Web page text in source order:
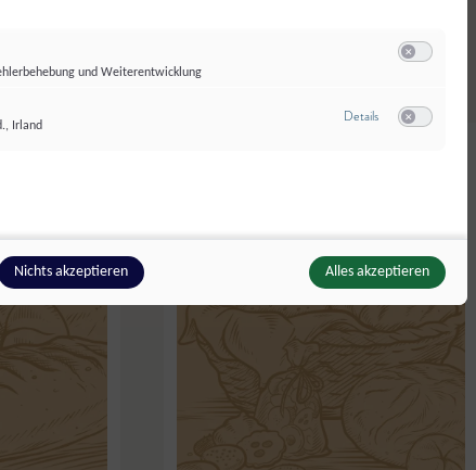
Dinkelbrot
Switch zum
und Weiterentwicklung
Irland
Detailszu Meta Pixel
Switch
Nichts akzeptieren Alles akzeptieren